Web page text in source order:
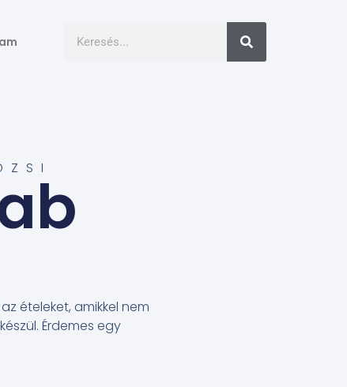
ételeket, amikkel nem
Érdemes egy